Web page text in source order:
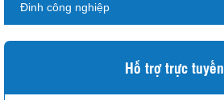
Đinh công nghiệp
Hỗ trợ trực tuyến